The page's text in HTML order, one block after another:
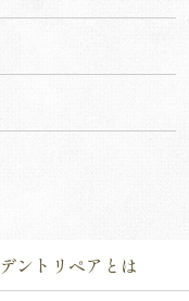
デントリペアとは